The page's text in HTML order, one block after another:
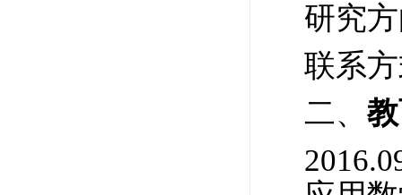
研究
联系方
二、